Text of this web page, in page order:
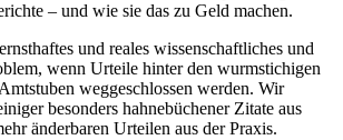
– und wie sie das zu Geld machen.
und reales wissenschaftliches und
wenn Urteile hinter den wurmstichigen
weggeschlossen werden. Wir
besonders hahnebüchener Zitate aus
änderbaren Urteilen aus der Praxis.